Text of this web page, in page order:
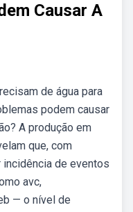
Causar A
de água para
podem causar
A produção em
que, com
incidência de eventos
avc,
— o nível de